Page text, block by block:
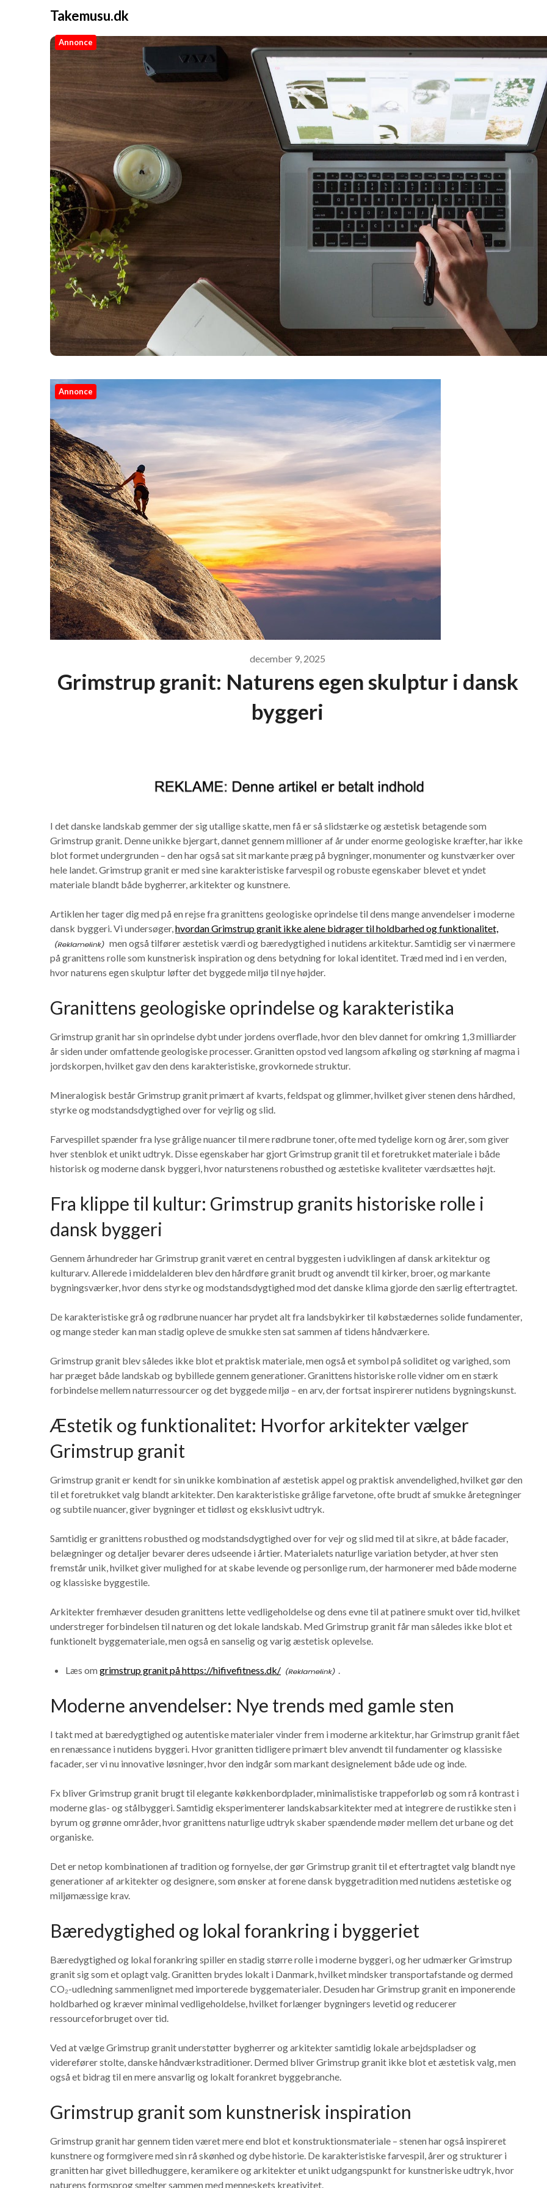
Takemusu.dk
Takemusu.dk
Annonce
Annonce
december 9, 2025
Grimstrup granit: Naturens egen skulptur i dansk
byggeri
I det danske landskab gemmer der sig utallige skatte, men få er så slidstærke og æstetisk betagende som
Grimstrup granit. Denne unikke bjergart, dannet gennem millioner af år under enorme geologiske kræfter, har ikke
blot formet undergrunden – den har også sat sit markante præg på bygninger, monumenter og kunstværker over
hele landet. Grimstrup granit er med sine karakteristiske farvespil og robuste egenskaber blevet et yndet
materiale blandt både bygherrer, arkitekter og kunstnere.
Artiklen her tager dig med på en rejse fra granittens geologiske oprindelse til dens mange anvendelser i moderne
dansk byggeri. Vi undersøger,hvordan Grimstrup granit ikke alene bidrager til holdbarhed og funktionalitet,
men også tilfører æstetisk værdi og bæredygtighed i nutidens arkitektur. Samtidig ser vi nærmere
på granittens rolle som kunstnerisk inspiration og dens betydning for lokal identitet. Træd med ind i en verden,
hvor naturens egen skulptur løfter det byggede miljø til nye højder.
Granittens geologiske oprindelse og karakteristika
Grimstrup granit har sin oprindelse dybt under jordens overflade, hvor den blev dannet for omkring 1,3 milliarder
år siden under omfattende geologiske processer. Granitten opstod ved langsom afkøling og størkning af magma i
jordskorpen, hvilket gav den dens karakteristiske, grovkornede struktur.
Mineralogisk består Grimstrup granit primært af kvarts, feldspat og glimmer, hvilket giver stenen dens hårdhed,
styrke og modstandsdygtighed over for vejrlig og slid.
Farvespillet spænder fra lyse grålige nuancer til mere rødbrune toner, ofte med tydelige korn og årer, som giver
hver stenblok et unikt udtryk. Disse egenskaber har gjort Grimstrup granit til et foretrukket materiale i både
historisk og moderne dansk byggeri, hvor naturstenens robusthed og æstetiske kvaliteter værdsættes højt.
Fra klippe til kultur: Grimstrup granits historiske rolle i
dansk byggeri
Gennem århundreder har Grimstrup granit været en central byggesten i udviklingen af dansk arkitektur og
kulturarv. Allerede i middelalderen blev den hårdføre granit brudt og anvendt til kirker, broer, og markante
bygningsværker, hvor dens styrke og modstandsdygtighed mod det danske klima gjorde den særlig eftertragtet.
De karakteristiske grå og rødbrune nuancer har prydet alt fra landsbykirker til købstædernes solide fundamenter,
og mange steder kan man stadig opleve de smukke sten sat sammen af tidens håndværkere.
Grimstrup granit blev således ikke blot et praktisk materiale, men også et symbol på soliditet og varighed, som
har præget både landskab og bybillede gennem generationer. Granittens historiske rolle vidner om en stærk
forbindelse mellem naturressourcer og det byggede miljø – en arv, der fortsat inspirerer nutidens bygningskunst.
Æstetik og funktionalitet: Hvorfor arkitekter vælger
Grimstrup granit
Grimstrup granit er kendt for sin unikke kombination af æstetisk appel og praktisk anvendelighed, hvilket gør den
til et foretrukket valg blandt arkitekter. Den karakteristiske grålige farvetone, ofte brudt af smukke åretegninger
og subtile nuancer, giver bygninger et tidløst og eksklusivt udtryk.
Samtidig er granittens robusthed og modstandsdygtighed over for vejr og slid med til at sikre, at både facader,
belægninger og detaljer bevarer deres udseende i årtier. Materialets naturlige variation betyder, at hver sten
fremstår unik, hvilket giver mulighed for at skabe levende og personlige rum, der harmonerer med både moderne
og klassiske byggestile.
Arkitekter fremhæver desuden granittens lette vedligeholdelse og dens evne til at patinere smukt over tid, hvilket
understreger forbindelsen til naturen og det lokale landskab. Med Grimstrup granit får man således ikke blot et
funktionelt byggemateriale, men også en sanselig og varig æstetisk oplevelse.
Læs omgrimstrup granit på https://hifivefitness.dk/ .
Moderne anvendelser: Nye trends med gamle sten
I takt med at bæredygtighed og autentiske materialer vinder frem i moderne arkitektur, har Grimstrup granit fået
en renæssance i nutidens byggeri. Hvor granitten tidligere primært blev anvendt til fundamenter og klassiske
facader, ser vi nu innovative løsninger, hvor den indgår som markant designelement både ude og inde.
Fx bliver Grimstrup granit brugt til elegante køkkenbordplader, minimalistiske trappeforløb og som rå kontrast i
moderne glas- og stålbyggeri. Samtidig eksperimenterer landskabsarkitekter med at integrere de rustikke sten i
byrum og grønne områder, hvor granittens naturlige udtryk skaber spændende møder mellem det urbane og det
organiske.
Det er netop kombinationen af tradition og fornyelse, der gør Grimstrup granit til et eftertragtet valg blandt nye
generationer af arkitekter og designere, som ønsker at forene dansk byggetradition med nutidens æstetiske og
miljømæssige krav.
Bæredygtighed og lokal forankring i byggeriet
Bæredygtighed og lokal forankring spiller en stadig større rolle i moderne byggeri, og her udmærker Grimstrup
granit sig som et oplagt valg. Granitten brydes lokalt i Danmark, hvilket mindsker transportafstande og dermed
CO₂-udledning sammenlignet med importerede byggematerialer. Desuden har Grimstrup granit en imponerende
holdbarhed og kræver minimal vedligeholdelse, hvilket forlænger bygningers levetid og reducerer
ressourceforbruget over tid.
Ved at vælge Grimstrup granit understøtter bygherrer og arkitekter samtidig lokale arbejdspladser og
viderefører stolte, danske håndværkstraditioner. Dermed bliver Grimstrup granit ikke blot et æstetisk valg, men
også et bidrag til en mere ansvarlig og lokalt forankret byggebranche.
Grimstrup granit som kunstnerisk inspiration
Grimstrup granit har gennem tiden været mere end blot et konstruktionsmateriale – stenen har også inspireret
kunstnere og formgivere med sin rå skønhed og dybe historie. De karakteristiske farvespil, årer og strukturer i
granitten har givet billedhuggere, keramikere og arkitekter et unikt udgangspunkt for kunstneriske udtryk, hvor
naturens formsprog smelter sammen med menneskets kreativitet.